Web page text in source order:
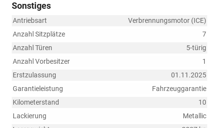
Sonstiges
Antriebsart
Verbrennungsmotor (ICE)
Anzahl Sitzplätze
7
Anzahl Türen
5-türig
Anzahl Vorbesitzer
1
Erstzulassung
01.11.2025
Garantieleistung
Fahrzeuggarantie
Kilometerstand
10
Lackierung
Metallic